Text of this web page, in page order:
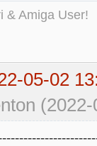
& Amiga User!
05-02